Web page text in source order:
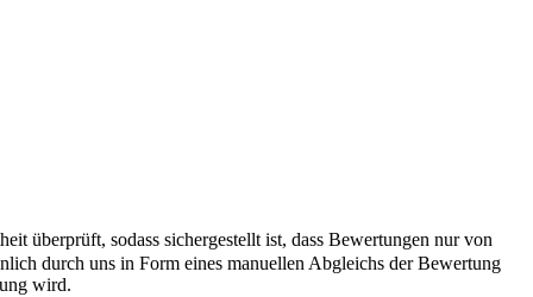
überprüft, sodass sichergestellt ist, dass Bewertungen nur von
durch uns in Form eines manuellen Abgleichs der Bewertung
wird.